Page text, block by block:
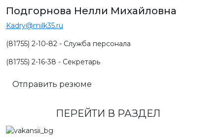
Подгорнова Нелли Михайловна
Kadry@milk35.ru
(81755) 2-10-82 - Служба персонала
(81755) 2-16-38 - Секретарь
Отправить резюме
ПЕРЕЙТИ В РАЗДЕЛ